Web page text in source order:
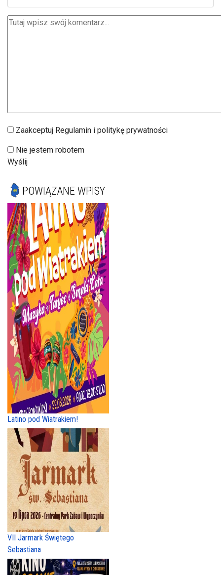
Zaakceptuj Regulamin i politykę prywatności
Nie jestem robotem
Wyślij
POWIĄZANE WPISY
Latino pod Wiatrakiem!
VII Jarmark Świętego
Sebastiana